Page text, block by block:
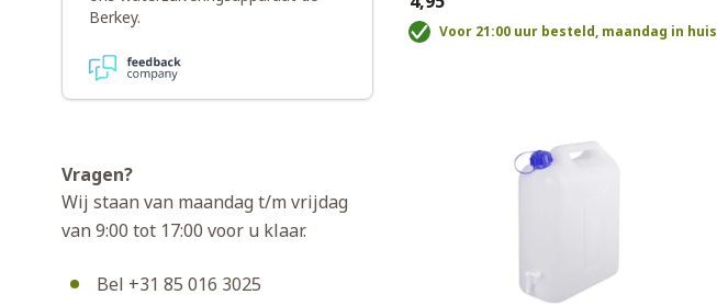
Voor 21:00 uur besteld, maandag in huis
Berkey.
Vragen?
Wij staan van maandag t/m vrijdag
van 9:00 tot 17:00 voor u klaar.
Bel +31 85 016 3025